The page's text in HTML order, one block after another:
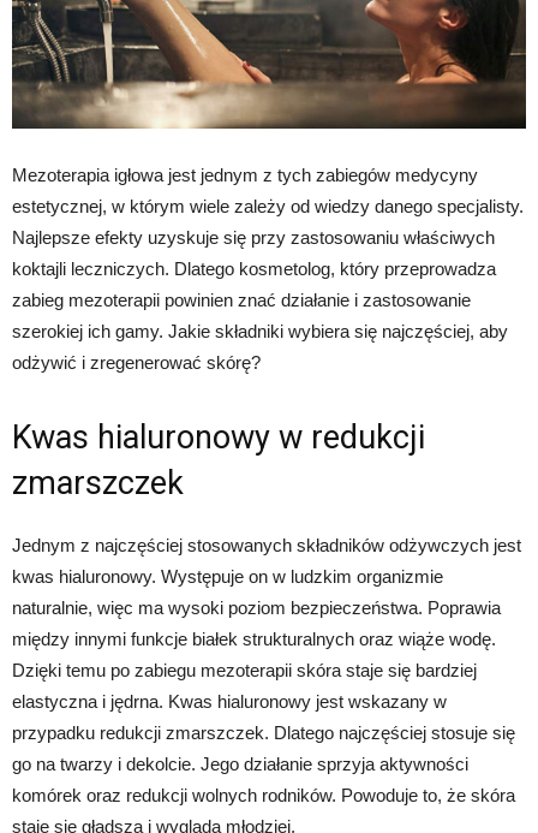
Mezoterapia igłowa jest jednym z tych zabiegów medycyny
estetycznej, w którym wiele zależy od wiedzy danego specjalisty.
Najlepsze efekty uzyskuje się przy zastosowaniu właściwych
koktajli leczniczych. Dlatego kosmetolog, który przeprowadza
zabieg mezoterapii powinien znać działanie i zastosowanie
szerokiej ich gamy. Jakie składniki wybiera się najczęściej, aby
odżywić i zregenerować skórę?
Kwas hialuronowy w redukcji
zmarszczek
Jednym z najczęściej stosowanych składników odżywczych jest
kwas hialuronowy. Występuje on w ludzkim organizmie
naturalnie, więc ma wysoki poziom bezpieczeństwa. Poprawia
między innymi funkcje białek strukturalnych oraz wiąże wodę.
Dzięki temu po zabiegu mezoterapii skóra staje się bardziej
elastyczna i jędrna. Kwas hialuronowy jest wskazany w
przypadku redukcji zmarszczek. Dlatego najczęściej stosuje się
go na twarzy i dekolcie. Jego działanie sprzyja aktywności
komórek oraz redukcji wolnych rodników. Powoduje to, że skóra
staje się gładsza i wygląda młodziej.